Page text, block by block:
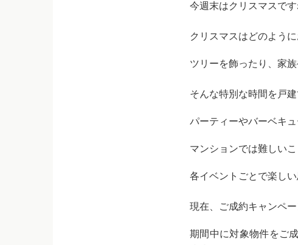
今週末はクリスマスです
クリスマスはどのよう
ツリーを飾ったり、家
そんな特別な時間を戸
パーティーやバーベキ
マンションでは難しい
各イベントごとで楽し
現在、ご成約キャンペー
期間中に対象物件をご